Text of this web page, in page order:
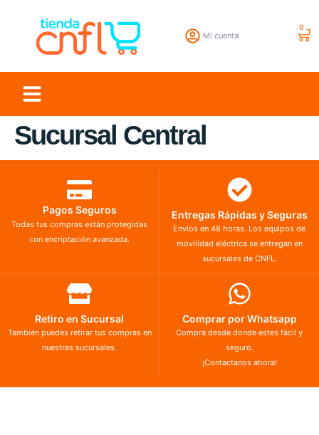
Mi cuenta
0
Sucursal Central
Pagos Seguros
Todas tus compras están protegidas
con encriptación avanzada.
Entregas Rápidas y Seguras
Envíos en 48 horas. Los equipos de
movilidad eléctrica se entregan en
sucursales de CNFL.
Retiro en Sucursal
También puedes retirar tus compras en
nuestras sucursales.
Comprar por Whatsapp
Compra desde donde estes fácil y
seguro.
¡Contactanos ahora!